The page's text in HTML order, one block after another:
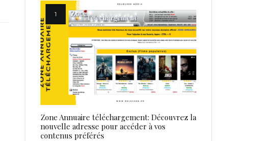
Zone Annuaire téléchargement: Découvrez la
nouvelle adresse pour accéder à vos
contenus préférés